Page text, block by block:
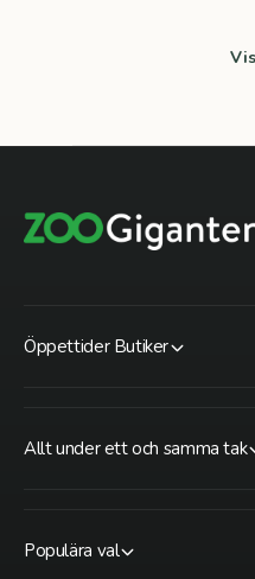
Öppettider Butiker
Allt under ett och samma tak
Populära val